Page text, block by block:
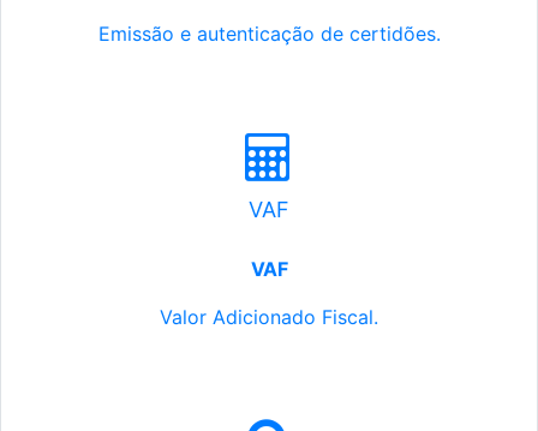
Emissão e autenticação de certidões.
VAF
VAF
Valor Adicionado Fiscal.